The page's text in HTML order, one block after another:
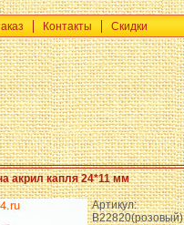
Контакты Скидки
акрил капля 24*11 мм
Артикул:
B22820(розовый)